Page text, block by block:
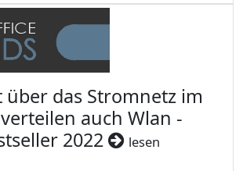
das Stromnetz im
auch Wlan -
2022
lesen